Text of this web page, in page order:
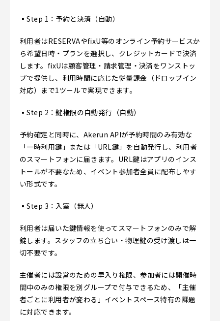
▪️Step 1：予約と決済（自動）
利用者はRESERVAやfixU等のオンライン予約サービスか
ら希望日時・プランを選択し、クレジットカードで決済
します。fixUは顧客管理・請求管理・決済をワンストッ
プで提供し、利用時間に応じた従量課金（ドロップイン
対応）まで1ツールで実現できます。
▪️Step 2：鍵権限の自動発行（自動）
予約確定と同時に、Akerun APIが予約時間のみ有効な
「一時利用鍵」または「URL鍵」を自動発行し、利用者
のスマートフォンに届きます。URL鍵はアプリのインス
トールが不要なため、イベント参加者全員に配布しやす
い形式です。
▪️Step 3：入室（無人）
利用者は届いた鍵情報を使ってスマートフォンのみで解
錠します。スタッフの立ち合い・物理鍵の受け渡しは一
切不要です。
主催者には設営のための早入り権限、参加者には開催時
間中のみの権限を別グループで付与できるため、「主催
者ごとに利用者が変わる」イベントスペース特有の課題
に対応できます。